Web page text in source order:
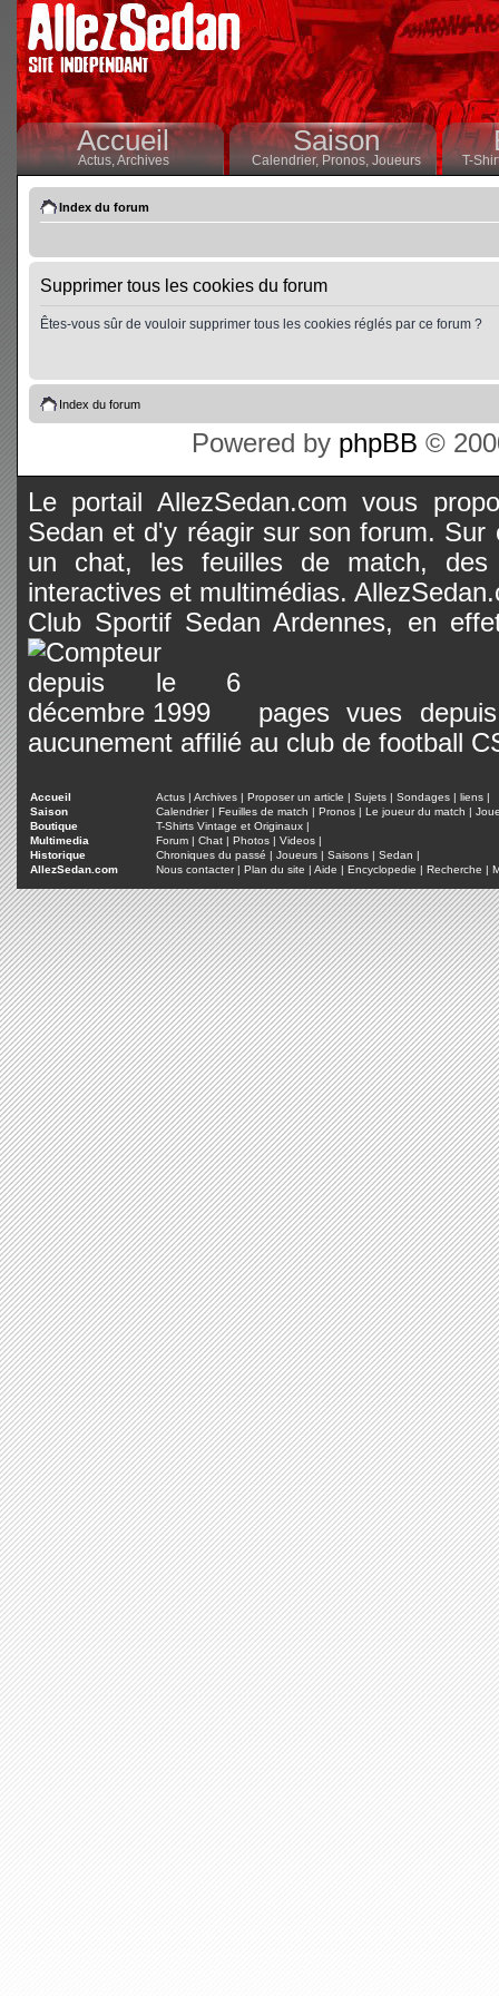
Accueil
Actus,Archives
Saison
Calendrier,Pronos, Joueurs T-
Index du forum
Supprimer tous les cookies du forum
Êtes-vous sûr de vouloir supprimer tous les cookies réglés par ce forum ?
Index du forum
Powered by phpBB ©
Le portail AllezSedan.com vous
Sedan et d'y réagir sur son forum.
un chat, les feuilles de match, des
interactives et multimédias.
Club Sportif Sedan Ardennes, en
pages vues
aucunement affilié au club de football
Accueil Actus | Archives | Proposer un article | Sujets | Sondages | liens |
Saison
Calendrier| Feuilles de match | Pronos | Le joueur du match |
Boutique
T-Shirts Vintage et Originaux |
Multimedia
Forum | Chat | Photos | Videos |
Historique
Chroniques du passé | Joueurs | Saisons | Sedan |
AllezSedan.com
Nous contacter| Plan du site | Aide | Encyclopedie | Recherche |